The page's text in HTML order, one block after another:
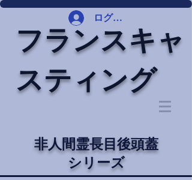
ログイン
フランスキャ
スティング
非人間霊長目後頭蓋
シリーズ